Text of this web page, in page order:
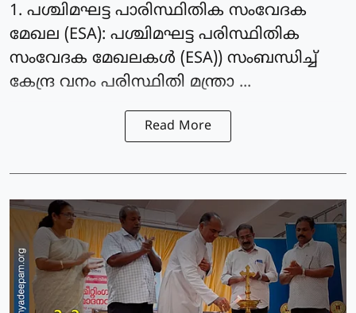
1. പശ്ചിമഘട്ട പാരിസ്ഥിതിക സംവേദക
മേഖല (ESA): പശ്ചിമഘട്ട പരിസ്ഥിതിക
സംവേദക മേഖലകള്‍ (ESA)) സംബന്ധിച്ച്
കേന്ദ്ര വനം പരിസ്ഥിതി മന്ത്രാ ...
Read More